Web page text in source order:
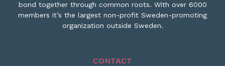
bond together through common roots. With over 6000
members it’s the largest non-profit Sweden-promoting
organization outside Sweden.
CONTACT